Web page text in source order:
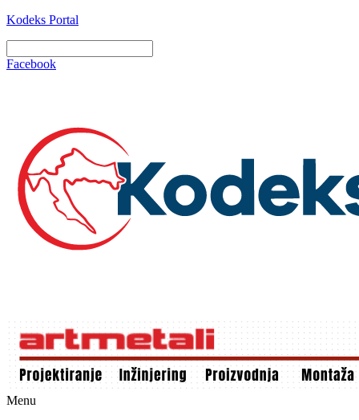
Kodeks Portal
Facebook
Menu